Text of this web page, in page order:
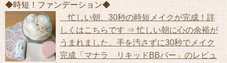
◆時短！ファンデーション◆
忙しい朝、30秒の時短メイクが完成！詳
しくはこちらです ⇒ 忙しい朝に心の余裕が
うまれました。手を汚さずに30秒でメイク
完成「マナラ リキッドBBバー」のレビュ